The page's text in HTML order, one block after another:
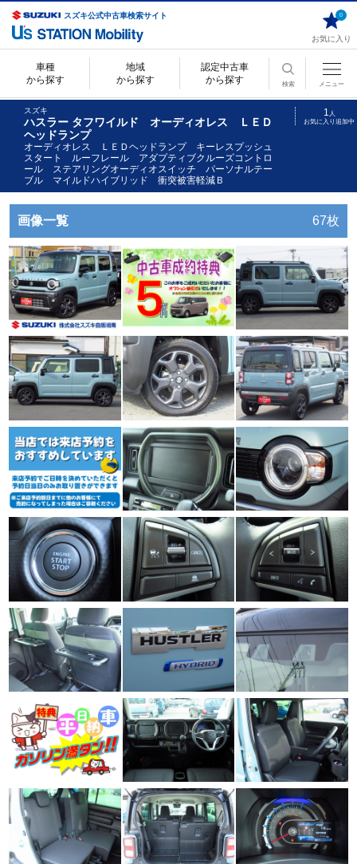
スズキ公式中古車検索サイト
お気に入り
0
車種
から探す
地域
から探す
認定中古車
から探す
検索 メニュー
スズキ
ハスラー タフワイルド オーディオレス ＬＥＤ
ヘッドランプ
オーディオレス ＬＥＤヘッドランプ キーレスプッシュ
スタート ルーフレール アダプティブクルーズコントロ
ール ステアリングオーディオスイッチ パーソナルテー
ブル マイルドハイブリッド 衝突被害軽減Ｂ
1 人
お気に入り追加中
画像一覧 67枚